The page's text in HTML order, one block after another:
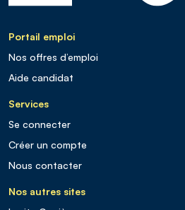
Portail emploi
Nos offres d’emploi
Aide candidat
Services
Se connecter
Créer un compte
Nous contacter
Nos autres sites